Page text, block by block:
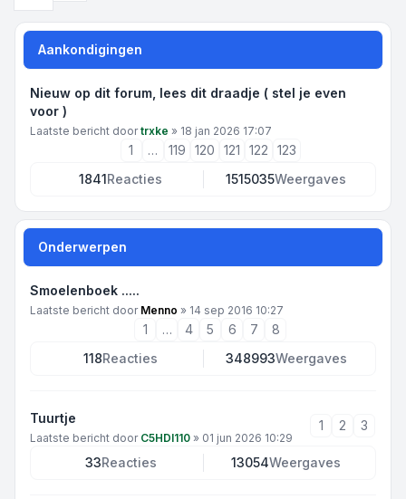
Aankondigingen
Nieuw op dit forum, lees dit draadje ( stel je even
voor )
Laatste bericht doortrxke » 18 jan 2026 17:07
1 … 119 120 121 122
123
1841Reacties 1515035Weergaves
Onderwerpen
Smoelenboek .....
Laatste bericht door Menno » 14 sep 2016 10:27
1 … 4 5 6 7
8
118Reacties 348993Weergaves
Tuurtje
Laatste bericht door C5HDI110 » 01 jun 2026 10:29
1 2 3
33Reacties 13054Weergaves